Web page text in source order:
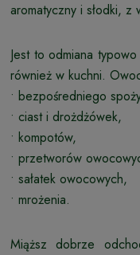
aromatyczny i słodki, z
Jest to odmiana typowo
również w kuchni.
• bezpośredniego
• ciast i drożdżówek,
• kompotów,
• przetworów
• sałatek owocowych,
• mrożenia.
Miąższ dobrze